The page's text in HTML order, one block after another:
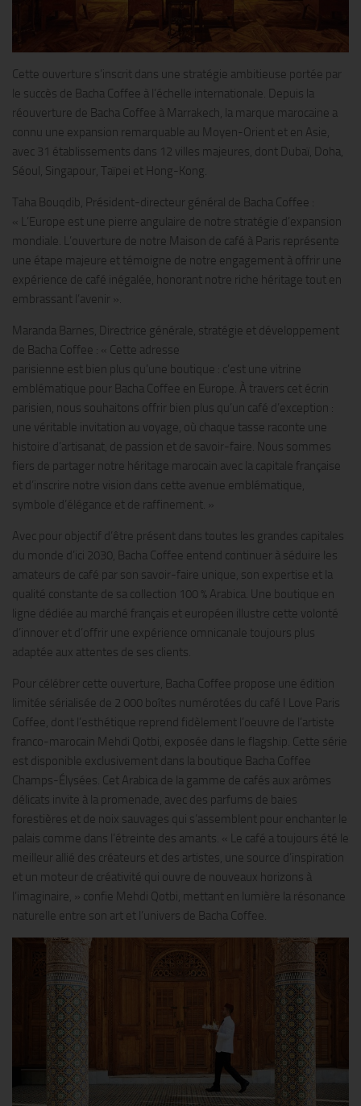
Cette ouverture s’inscrit dans une stratégie ambitieuse portée par
le succès de Bacha Coffee à l’échelle internationale. Depuis la
réouverture de Bacha Coffee à Marrakech, la marque marocaine a
connu une expansion remarquable au Moyen-Orient et en Asie,
avec 31 établissements dans 12 villes majeures, dont Dubaï, Doha,
Séoul, Singapour, Taïpei et Hong-Kong.
Taha Bouqdib, Président-directeur général de Bacha Coffee :
« L’Europe est une pierre angulaire de notre stratégie d’expansion
mondiale. L’ouverture de notre Maison de café à Paris représente
une étape majeure et témoigne de notre engagement à offrir une
expérience de café inégalée, honorant notre riche héritage tout en
embrassant l’avenir ».
Maranda Barnes, Directrice générale, stratégie et développement
de Bacha Coffee : « Cette adresse
parisienne est bien plus qu’une boutique : c’est une vitrine
emblématique pour Bacha Coffee en Europe. À travers cet écrin
parisien, nous souhaitons offrir bien plus qu’un café d’exception :
une véritable invitation au voyage, où chaque tasse raconte une
histoire d’artisanat, de passion et de savoir-faire. Nous sommes
fiers de partager notre héritage marocain avec la capitale française
et d’inscrire notre vision dans cette avenue emblématique,
symbole d’élégance et de raffinement. »
Avec pour objectif d’être présent dans toutes les grandes capitales
du monde d’ici 2030, Bacha Coffee entend continuer à séduire les
amateurs de café par son savoir-faire unique, son expertise et la
qualité constante de sa collection 100 % Arabica. Une boutique en
ligne dédiée au marché français et européen illustre cette volonté
d’innover et d’offrir une expérience omnicanale toujours plus
adaptée aux attentes de ses clients.
Pour célébrer cette ouverture, Bacha Coffee propose une édition
limitée sérialisée de 2 000 boîtes numérotées du café I Love Paris
Coffee, dont l’esthétique reprend fidèlement l’oeuvre de l’artiste
franco-marocain Mehdi Qotbi, exposée dans le flagship. Cette série
est disponible exclusivement dans la boutique Bacha Coffee
Champs-Élysées. Cet Arabica de la gamme de cafés aux arômes
délicats invite à la promenade, avec des parfums de baies
forestières et de noix sauvages qui s’assemblent pour enchanter le
palais comme dans l’étreinte des amants. « Le café a toujours été le
meilleur allié des créateurs et des artistes, une source d’inspiration
et un moteur de créativité qui ouvre de nouveaux horizons à
l’imaginaire, » confie Mehdi Qotbi, mettant en lumière la résonance
naturelle entre son art et l’univers de Bacha Coffee.